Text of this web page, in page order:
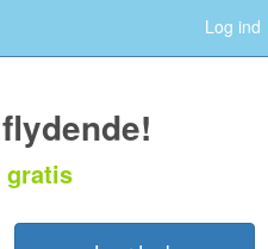
Log ind
gratis